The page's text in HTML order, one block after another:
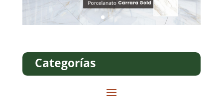
Categorías